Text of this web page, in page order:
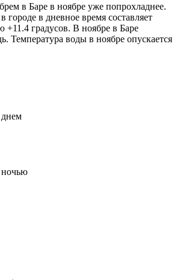
в Баре в ноябре уже попрохладнее.
городе в дневное время составляет
+11.4 градусов. В ноябре в Баре
Температура воды в ноябре опускается
днем
ночью